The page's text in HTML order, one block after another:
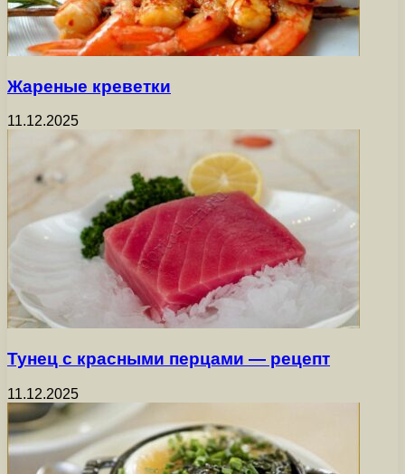
Жареные креветки
11.12.2025
Тунец с красными перцами — рецепт
11.12.2025